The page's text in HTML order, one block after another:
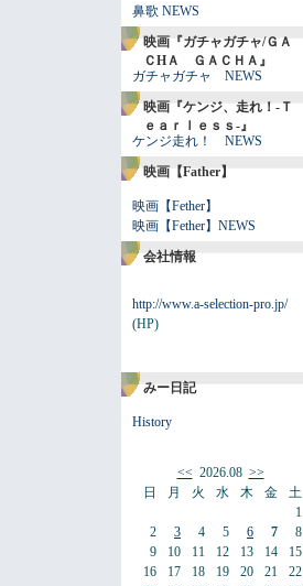
鼻歌 NEWS
映画『ガチャガチャ/ＧＡ
ＣHＡ ＧＡＣＨＡ』
ガチャガチャ NEWS
映画『ケンジ、走れ！-Ｔ
ｅａｒｌｅｓｓ-』
ケンジ走れ！ NEWS
映画【Father】
映画【Fether】
映画【Fether】NEWS
会社情報
http://www.a-selection-pro.jp/
(HP)
みー日記
History
<<2026.08 >>
日
2
9
16
月
3
10
17
火
4
11
18
水
5
12
19
木
6
13
20
金
7
14
21
土
1
8
15
22